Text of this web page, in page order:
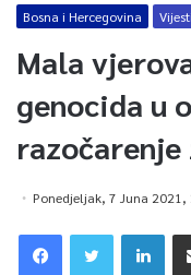
Bosna i Hercegovina Vijesti
Mala
genocida u
Ponedjeljak, 7 Juna 2021,